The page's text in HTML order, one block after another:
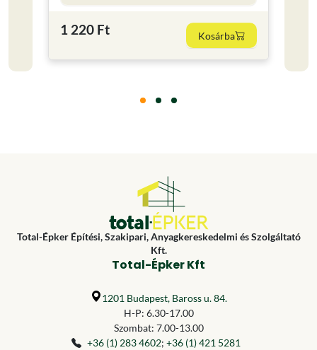
1 220 Ft Kosárba
Total-Épker Építési, Szakipari, Anyagkereskedelmi és Szolgáltató
Kft.
Total-Épker Kft
1201 Budapest, Baross u. 84.
H-P: 6.30-17.00
Szombat: 7.00-13.00
+36 (1) 283 4602; +36 (1) 421 5281